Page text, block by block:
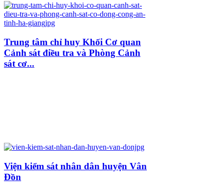
Trung tâm chỉ huy Khối Cơ quan
Cảnh sát điều tra và Phòng Cảnh
sát cơ...
Viện kiểm sát nhân dân huyện Vân
Đồn